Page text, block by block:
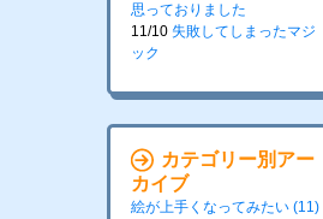
思っておりました
11/10 失敗してしまったマジ
ック
カテゴリー別アー
カイブ
絵が上手くなってみたい (11)